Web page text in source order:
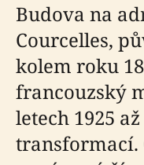
Budova na
Courcelles,
kolem roku
francouzský
letech 1925
transformací.